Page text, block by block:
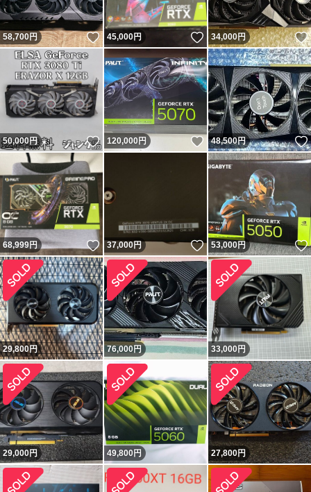
58,700円 いいね！
45,000円 いいね！
34,000円
50,000円 いいね！
120,000 円 いいね！
48,500円
68,999円 いいね！
37,000円 いいね！
53,000円
29,800円 76,000円 33,000円
29,000円 49,800円 27,800円